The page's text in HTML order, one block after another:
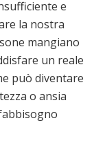
e
la nostra
mangiano
un reale
può diventare
o ansia